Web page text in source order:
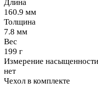
Длина
160.9 мм
Толщина
7.8 мм
Вес
199 г
Измерение
нет
Чехол в комплекте